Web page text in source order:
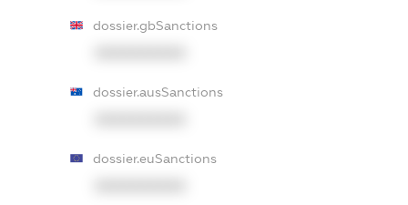
dossier.gbSanctions
dossier.ausSanctions
dossier.euSanctions